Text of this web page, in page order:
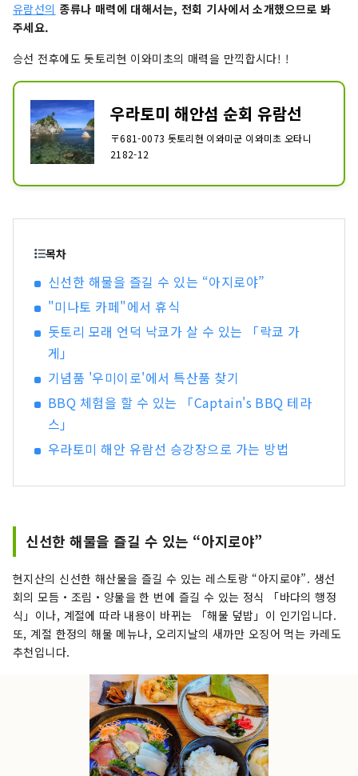
유람선의 종류나 매력에 대해서는, 전회 기사에서 소개했으므로 봐
주세요.
승선 전후에도 돗토리현 이와미초의 매력을 만끽합시다! !
우라토미 해안섬 순회 유람선
〒681-0073 돗토리현 이와미군 이와미초 오타니
2182-12
목차
신선한 해물을 즐길 수 있는 “아지로야”
"미나토 카페"에서 휴식
돗토리 모래 언덕 낙쿄가 살 수 있는 「락쿄 가
게」
기념품 '우미이로'에서 특산품 찾기
BBQ 체험을 할 수 있는 「Captain's BBQ 테라
스」
우라토미 해안 유람선 승강장으로 가는 방법
신선한 해물을 즐길 수 있는 “아지로야”
현지산의 신선한 해산물을 즐길 수 있는 레스토랑 “아지로야”. 생선
회의 모듬・조림・양물을 한 번에 즐길 수 있는 정식 「바다의 행정
식」이나, 계절에 따라 내용이 바뀌는 「해물 덮밥」이 인기입니다.
또, 계절 한정의 해물 메뉴나, 오리지날의 새까만 오징어 먹는 카레도
추천입니다.